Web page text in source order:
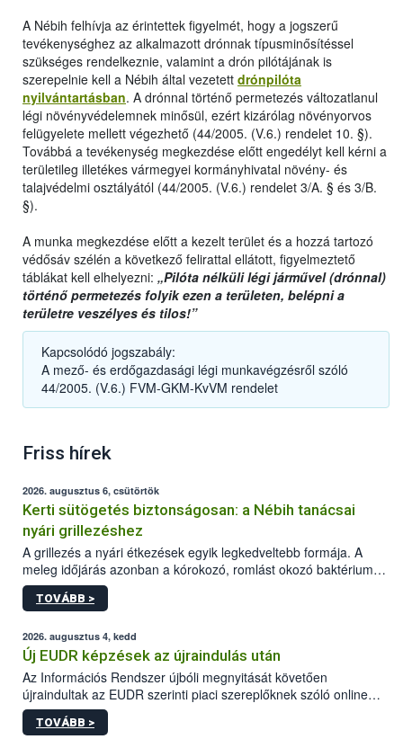
A Nébih felhívja az érintettek figyelmét, hogy a jogszerű
tevékenységhez az alkalmazott drónnak típusminősítéssel
szükséges rendelkeznie, valamint a drón pilótájának is
szerepelnie kell a Nébih által vezetett drónpilóta
nyilvántartásban. A drónnal történő permetezés változatlanul
légi növényvédelemnek minősül, ezért kizárólag növényorvos
felügyelete mellett végezhető (44/2005. (V.6.) rendelet 10. §).
Továbbá a tevékenység megkezdése előtt engedélyt kell kérni a
területileg illetékes vármegyei kormányhivatal növény- és
talajvédelmi osztályától (44/2005. (V.6.) rendelet 3/A. § és 3/B.
§).
A munka megkezdése előtt a kezelt terület és a hozzá tartozó
védősáv szélén a következő felirattal ellátott, figyelmeztető
táblákat kell elhelyezni: „Pilóta nélküli légi járművel (drónnal)
történő permetezés folyik ezen a területen, belépni a
területre veszélyes és tilos!”
Kapcsolódó jogszabály:
A mező- és erdőgazdasági légi munkavégzésről szóló
44/2005. (V.6.) FVM-GKM-KvVM rendelet
Friss hírek
2026. augusztus 6, csütörtök
Kerti sütögetés biztonságosan: a Nébih tanácsai
nyári grillezéshez
A grillezés a nyári étkezések egyik legkedveltebb formája. A
meleg időjárás azonban a kórokozó, romlást okozó baktériumok
gyorsabb szaporodásának is kedvez. A szabadtéri sütögetés
ezért nem csupán a megfelelő sütési technikáról szól: legalább
higiéniai szabályok betartása, a megfelelő hőkezelés, valamint a
maradékok szakszerű tárolása. A Nemzeti Élelmiszerlánc-
biztonsági Hivatal (Nébih) Oktatási Programja összegyűjtötte a
biztonságos grillezés legfontosabb tudnivalóit.
TOVÁBB >
2026. augusztus 4, kedd
Új EUDR képzések az újraindulás után
Az Információs Rendszer újbóli megnyitását követően
újraindultak az EUDR szerinti piaci szereplőknek szóló online
képzések.
TOVÁBB >